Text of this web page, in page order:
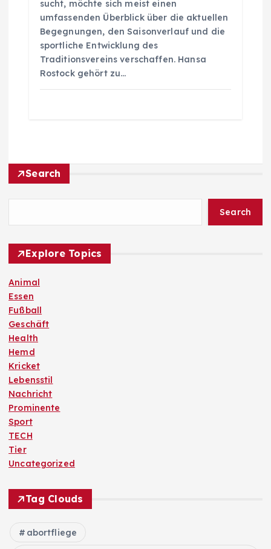
sucht, möchte sich meist einen
umfassenden Überblick über die aktuellen
Begegnungen, den Saisonverlauf und die
sportliche Entwicklung des
Traditionsvereins verschaffen. Hansa
Rostock gehört zu…
Search
Search
Explore Topics
Animal
Essen
Fußball
Geschäft
Health
Hemd
Kricket
Lebensstil
Nachricht
Prominente
Sport
TECH
Tier
Uncategorized
Tag Clouds
abortfliege